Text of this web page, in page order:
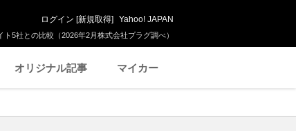
5社との比較（2026年2月株式会社プラグ調べ）
ログイン [新規取得] Yahoo! JAPAN
オリジナル記事 マイカー